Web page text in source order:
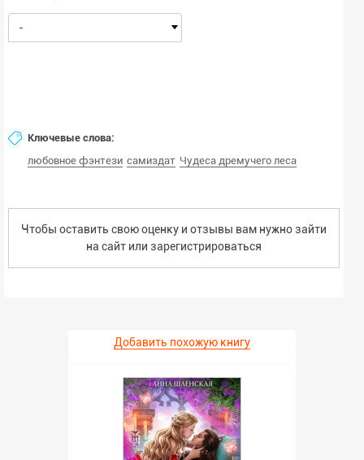
-
Ключевые слова:
любовное фэнтези самиздат Чудеса дремучего леса
Чтобы оставить свою оценку и отзывы вам нужно зайти
на сайт или зарегистрироваться
Добавить похожую книгу